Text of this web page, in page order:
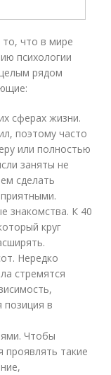
то, что в мире
психологии
рядом
сферах жизни.
поэтому часто
или полностью
заняты не
сделать
знакомства. К 40
круг
Нередко
стремятся
позиция в
Чтобы
проявлять такие